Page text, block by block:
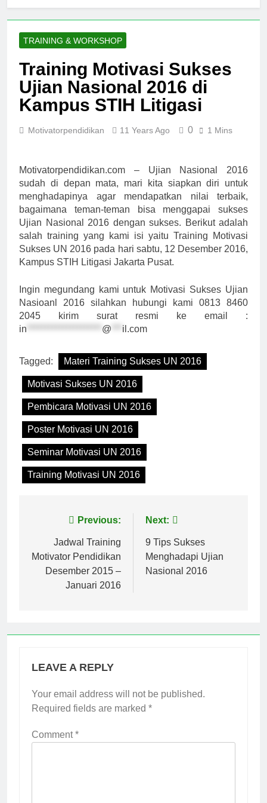
TRAINING & WORKSHOP
Training Motivasi Sukses
Ujian Nasional 2016 di
Kampus STIH Litigasi
Motivatorpendidikan 11 Years Ago 0 1 Mins
Motivatorpendidikan.com – Ujian Nasional 2016
sudah di depan mata, mari kita siapkan diri untuk
menghadapinya agar mendapatkan nilai terbaik,
bagaimana teman-teman bisa menggapai sukses
Ujian Nasional 2016 dengan sukses. Berikut adalah
salah training yang kami isi yaitu Training Motivasi
Sukses UN 2016 pada hari sabtu, 12 Desember 2016,
Kampus STIH Litigasi Jakarta Pusat.
Ingin megundang kami untuk Motivasi Sukses Ujian
Nasioanl 2016 silahkan hubungi kami 0813 8460
2045 kirim surat resmi ke email :
in
@ il.com
Tagged: Materi Training Sukses UN 2016
Motivasi Sukses UN 2016
Pembicara Motivasi UN 2016
Poster Motivasi UN 2016
Seminar Motivasi UN 2016
Training Motivasi UN 2016
navigation
Previous:
Jadwal Training
Motivator Pendidikan
Desember 2015 –
Januari 2016
Next:
9 Tips Sukses
Menghadapi Ujian
Nasional 2016
LEAVE A REPLY
Your email address will not be published.
Required fields are marked *
Comment*